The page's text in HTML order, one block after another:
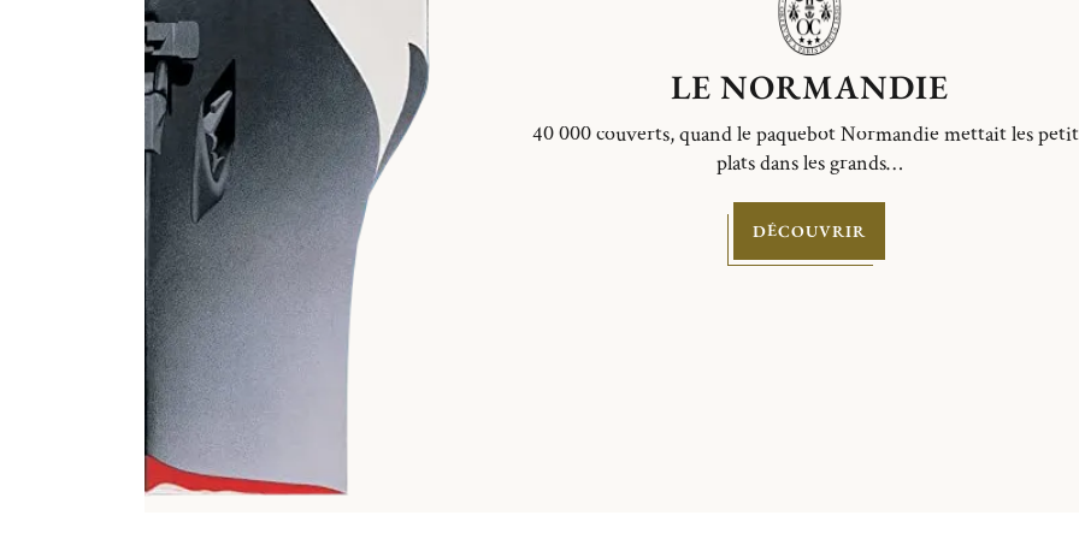
LE NORMANDIE
40 000 couverts, quand le paquebot Normandie mettait les
plats dans les grands…
DÉCOUVRIR